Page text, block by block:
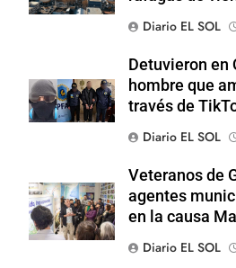
Diario EL SOL
Detuvieron en
hombre que
través de
Diario EL SOL
Veteranos de
agentes
en la causa
Diario EL SOL